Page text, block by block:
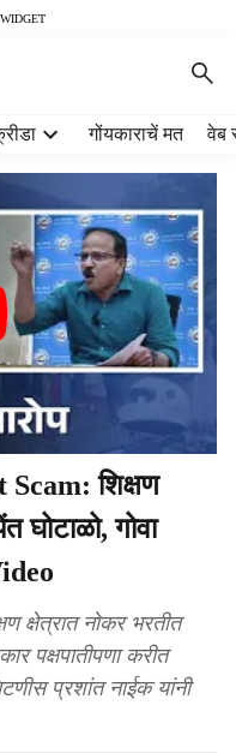
गोंयकाराचें मत वेब
शिक्षण
घोटाळो, गोवा
क्षेत्रात नोकर भरतीत
पक्षपातीपणा करीत
प्रशांत नाईक यांनी